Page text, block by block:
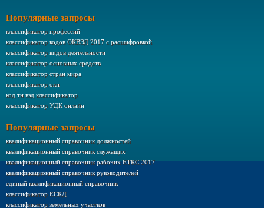
Популярные запросы
классификатор профессий
классификатор кодов ОКВЭД 2017 с расшифровкой
классификатор видов деятельности
классификатор основных средств
классификатор стран мира
классификатор окп
код тн вэд классификатор
классификатор УДК онлайн
Популярные запросы
квалификационный справочник должностей
квалификационный справочник служащих
квалификационный справочник рабочих ЕТКС 2017
квалификационный справочник руководителей
единый квалификационный справочник
классификатор ЕСКД
классификатор земельных участков